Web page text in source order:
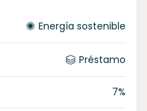
Energía sostenible
Préstamo
7%